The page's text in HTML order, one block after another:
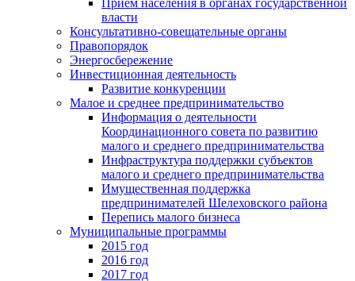
власти
Консультативно-совещательные органы
Правопорядок
Энергосбережение
Инвестиционная деятельность
Развитие конкуренции
Малое и среднее предпринимательство
Информация о деятельности
Координационного совета по развитию
малого и среднего предпринимательства
Инфраструктура поддержки субъектов
малого и среднего предпринимательства
Имущественная поддержка
предпринимателей Шелеховского района
Перепись малого бизнеса
Муниципальные программы
2015 год
2016 год
2017 год